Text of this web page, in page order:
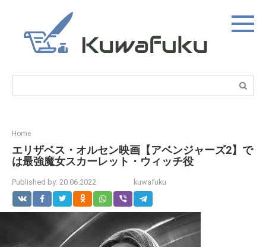
content
Search:
Home
エリザベス・オルセン映画【アベンジャーズ2】で
は最強魔女スカーレット・ウィッチ役
Published by: 20.06.2022 kuwafuku